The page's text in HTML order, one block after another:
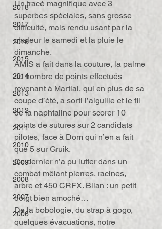
2018
2017
2016
2015
2014
2013
2012
2011
2010
2009
2008
2007
2006
Un tracé magnifique avec 3
superbes spéciales, sans grosse
difficulté, mais rendu usant par la
chaleur le samedi et la pluie le
dimanche.
AMIS a fait dans la couture, la palme
du nombre de points effectués
revenant à Martial, qui en plus de sa
coupe d’été, a sorti l’aiguille et le fil
de la naphtaline pour scorer 10
points de sutures sur 2 candidats
pilotes, face à Dom qui n’en a fait
que 5 sur Gruik.
Ce dernier n’a pu lutter dans un
combat mêlant pierres, racines,
arbre et 450 CRFX. Bilan : un petit
doigt bien amoché…
De la bobologie, du strap à gogo,
quelques évacuations, notre